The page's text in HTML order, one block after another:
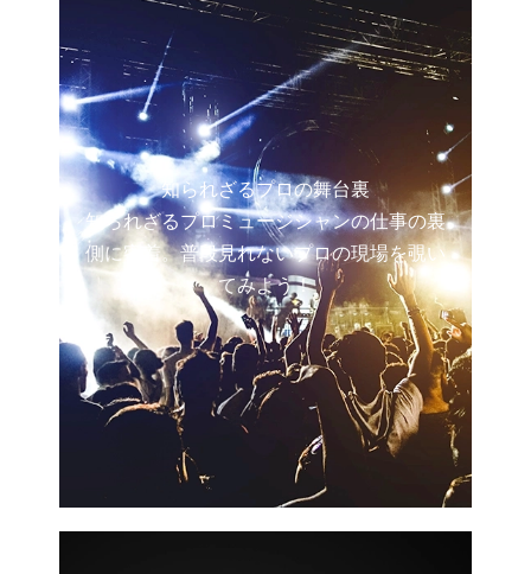
知られざるプロの舞台裏
知られざるプロミュージシャンの仕事の裏
側に密着。普段見れないプロの現場を覗い
てみよう！